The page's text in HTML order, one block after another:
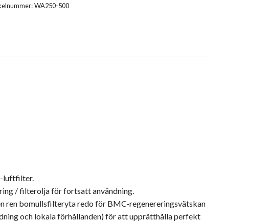
WA250-500
luftfilter.
/ filterolja för fortsatt användning.
ren bomullsfilteryta redo för BMC-regenereringsvätskan
och lokala förhållanden) för att upprätthålla perfekt